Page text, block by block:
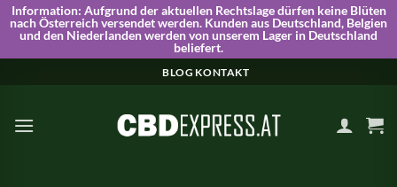
Information: Aufgrund der aktuellen Rechtslage dürfen keine Blüten
nach Österreich versendet werden. Kunden aus Deutschland, Belgien
und den Niederlanden werden von unserem Lager in Deutschland
beliefert.
BLOG KONTAKT